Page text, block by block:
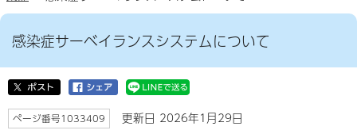
感染症サーベイランスシステムについて
ページ番号1033409 更新日 2026年1月29日